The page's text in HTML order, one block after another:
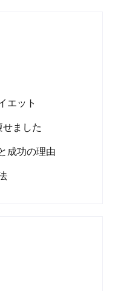
エット
ました
成功の理由